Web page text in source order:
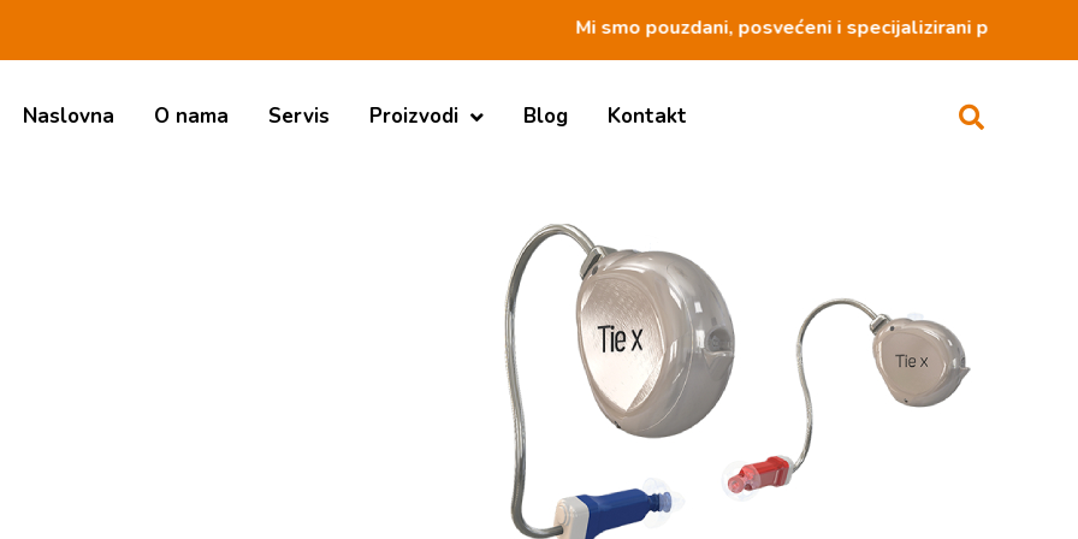
Mi smo pouzdani, posvećeni i specijalizirani partneri za
Naslovna O nama Servis Proizvodi Blog Kontakt